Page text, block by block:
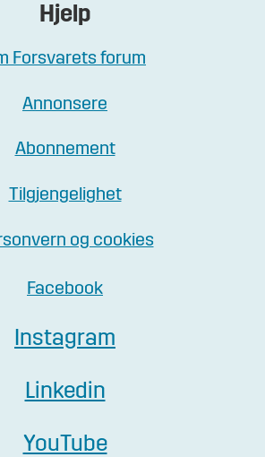
Hjelp
Forsvarets forum
Annonsere
Abonnement
Tilgjengelighet
og cookies
Facebook
Instagram
Linkedin
YouTube